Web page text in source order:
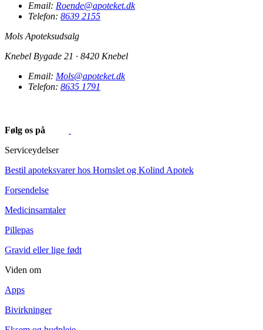
Email: Roende@apoteket.dk
Telefon: 8639 2155
Mols Apoteksudsalg
Knebel Bygade 21 · 8420 Knebel
Email: Mols@apoteket.dk
Telefon: 8635 1791
Følg os på
Serviceydelser
Bestil apoteksvarer hos Hornslet og Kolind Apotek
Forsendelse
Medicinsamtaler
Pillepas
Gravid eller lige født
Viden om
Apps
Bivirkninger